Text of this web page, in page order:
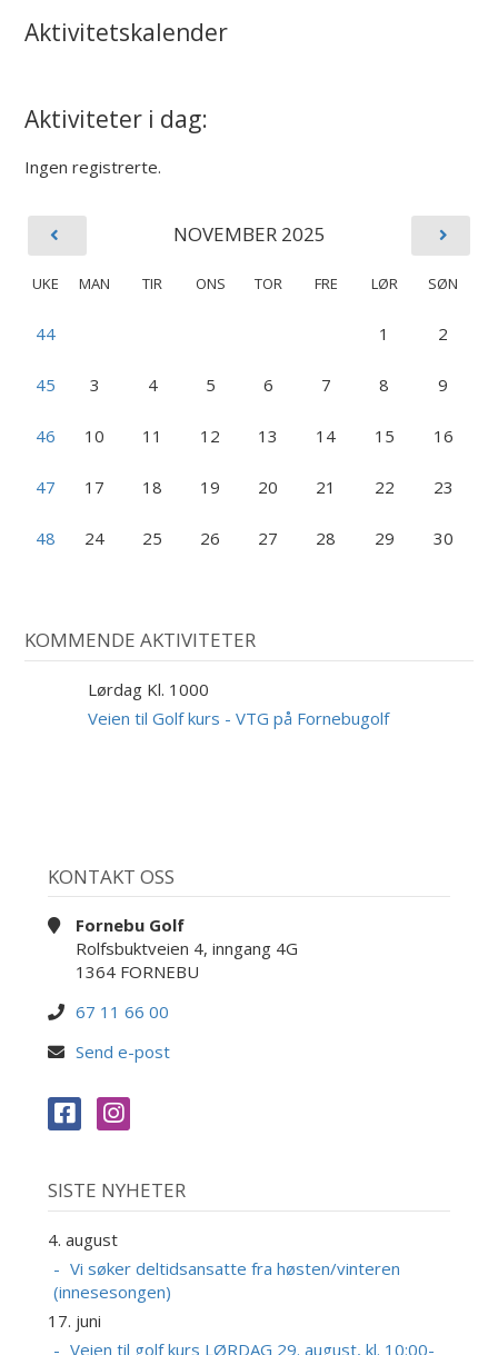
Aktivitetskalender
Aktiviteter i dag:
Ingen registrerte.
NOVEMBER 2025
UKE MAN TIR ONS TOR FRE LØR SØN
44 1 2
45 3 4 5 6 7 8 9
46 10 11 12 13 14 15 16
47 17 18 19 20 21 22 23
48 24 25 26 27 28 29 30
KOMMENDE AKTIVITETER
Lørdag Kl. 1000
Veien til Golf kurs - VTG på Fornebugolf
KONTAKT OSS
Fornebu Golf
Rolfsbuktveien 4, inngang 4G
1364 FORNEBU
67 11 66 00
Send e-post
SISTE NYHETER
4. august
Vi søker deltidsansatte fra høsten/vinteren
(innesesongen)
17. juni
Veien til golf kurs LØRDAG 29. august, kl. 10:00-